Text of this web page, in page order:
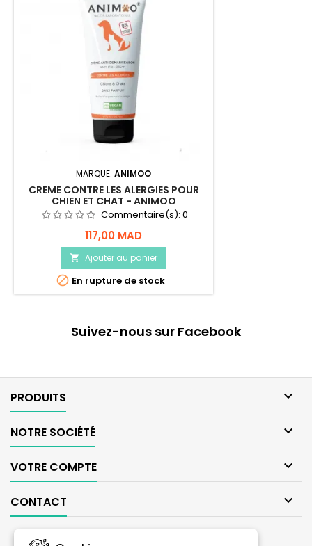
MARQUE: ANIMOO
CREME CONTRE LES ALERGIES POUR
CHIEN ET CHAT - ANIMOO
Commentaire(s): 0
117,00 MAD
 Ajouter au panier
 En rupture de stock
Suivez-nous sur Facebook
PRODUITS 
NOTRE SOCIÉTÉ 
VOTRE COMPTE 
CONTACT 